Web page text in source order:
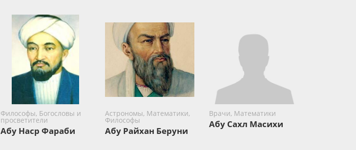
Философы, Богословы и
просветители
Абу Наср Фараби
Астрономы, Математики,
Философы
Абу Райхан Беруни
Врачи, Математики
Абу Сахл Масихи